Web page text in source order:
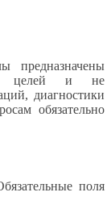
предназначены
целей и не
диагностики
обязательно
поля